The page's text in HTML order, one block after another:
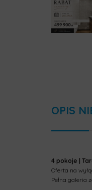
OPIS
4 pokoje |
Oferta na
Pełna galeria